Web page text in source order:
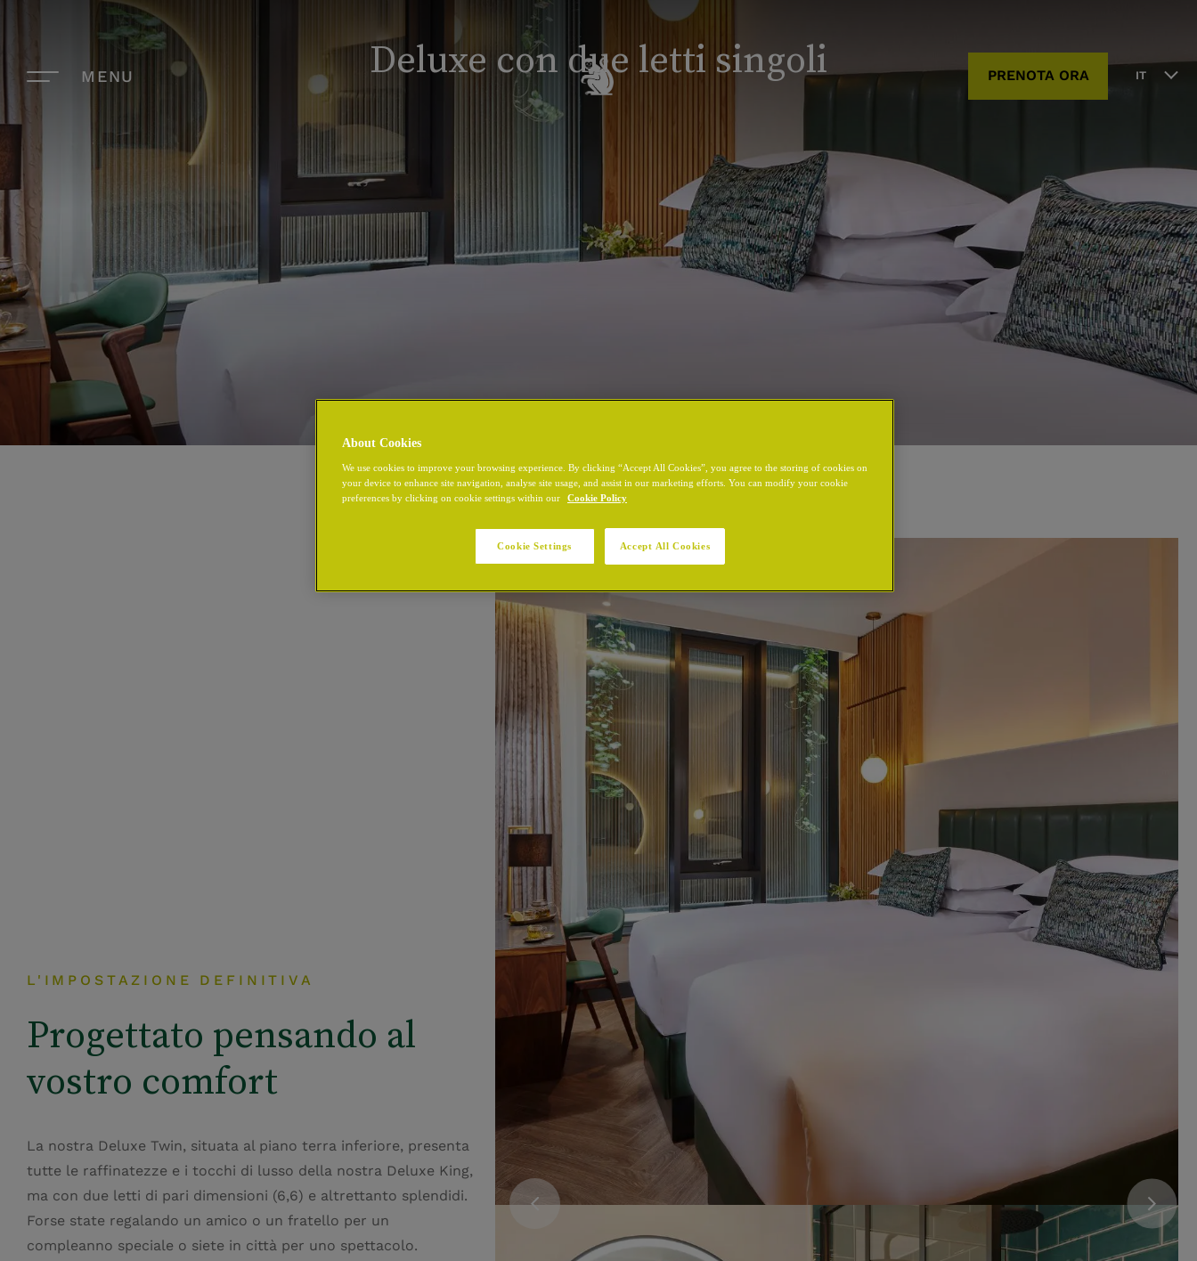
MENU PRENOTA ORA IT
Deluxe con due letti singoli
L'IMPOSTAZIONE DEFINITIVA
Progettato pensando al
vostro comfort
La nostra Deluxe Twin, situata al piano terra inferiore, presenta
tutte le raffinatezze e i tocchi di lusso della nostra Deluxe King,
ma con due letti di pari dimensioni (6,6) e altrettanto splendidi.
Forse state regalando un amico o un fratello per un
compleanno speciale o siete in città per uno spettacolo.
About Cookies
We use cookies to improve your browsing experience. By clicking “Accept All Cookies”, you agree to the storing of cookies on
your device to enhance site navigation, analyse site usage, and assist in our marketing efforts. You can modify your cookie
preferences by clicking on cookie settings within our
Cookie Policy
Cookie Settings Accept All Cookies